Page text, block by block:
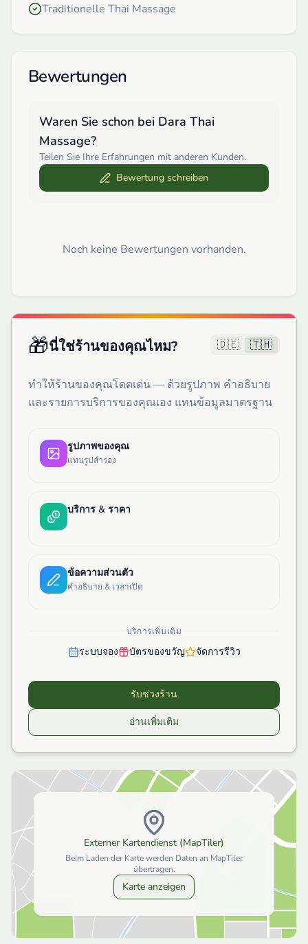
Traditionelle Thai Massage
Bewertungen
Waren Sie schon bei Dara Thai
Massage?
Teilen Sie Ihre Erfahrungen mit anderen Kunden.
Bewertung schreiben
Noch keine Bewertungen vorhanden.
🎁นี่ใช่ร้านของคุณไหม? 🇩🇪 🇹🇭
ทำให้ร้านของคุณโดดเด่น — ด้วยรูปภาพ คำอธิบาย
และรายการบริการของคุณเอง แทนข้อมูลมาตรฐาน
รูปภาพของคุณ
แทนรูปสำรอง
บริการ & ราคา
ข้อความส่วนตัว
คำอธิบาย & เวลาเปิด
บริการเพิ่มเติม
ระบบจอง บัตรของขวัญ จัดการรีวิว
รับช่วงร้าน
อ่านเพิ่มเติม
Externer Kartendienst (MapTiler)
Beim Laden der Karte werden Daten an MapTiler
übertragen.
Karte anzeigen